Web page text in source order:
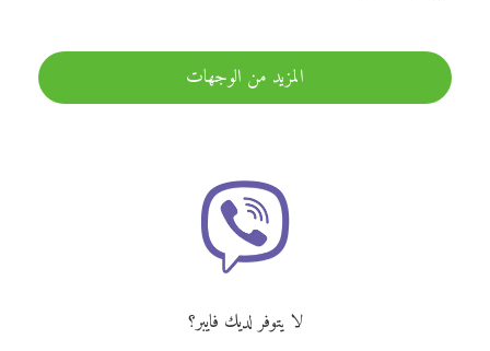
المزيد من الوجهات
لا يتوفر لديك فايبر؟